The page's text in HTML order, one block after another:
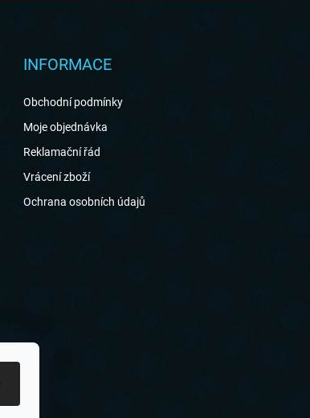
INFORMACE
Obchodní podmínky
Moje objednávka
Reklamační řád
Vrácení zboží
Ochrana osobních údajů